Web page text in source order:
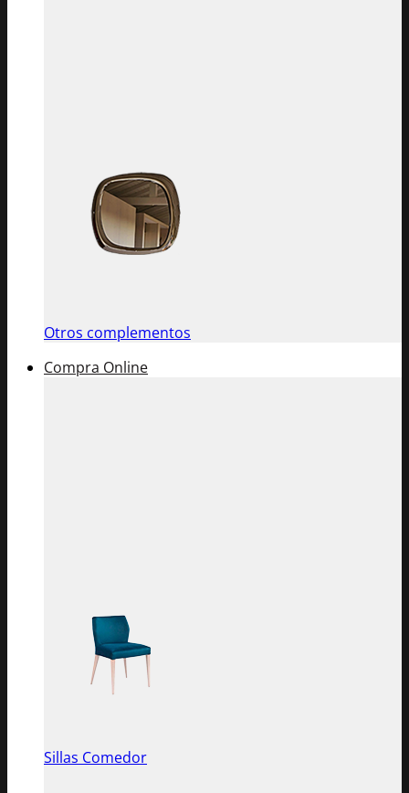
Otros complementos
Compra Online
Sillas Comedor